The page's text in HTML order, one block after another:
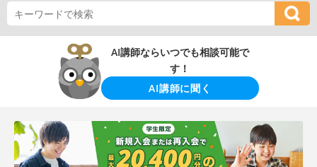
AI講師ならいつでも相談可能で
す！
AI講師に聞く